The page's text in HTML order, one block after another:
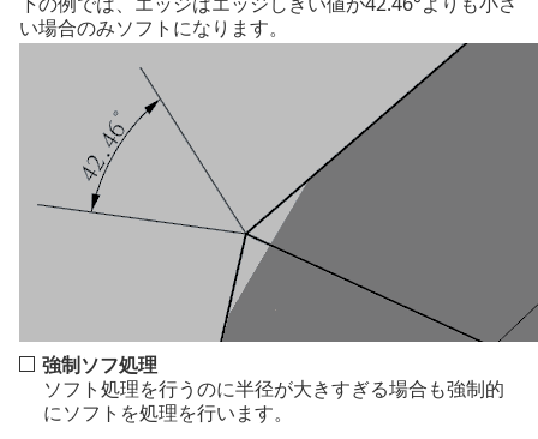
い場合のみソフトになります。
強制ソフ処理
ソフト処理を行うのに半径が大きすぎる場合も強制的
にソフトを処理を行います。